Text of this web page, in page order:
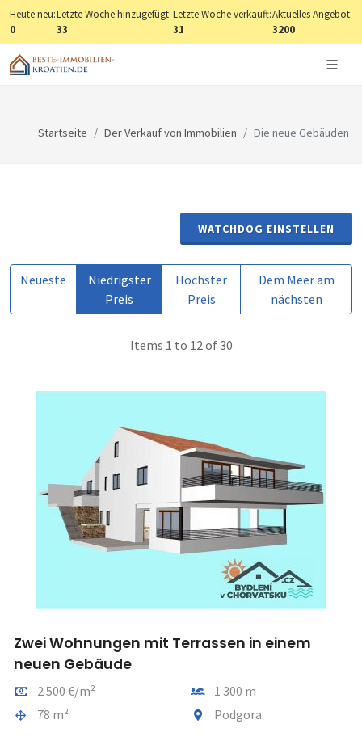
Heute neu:
0
Letzte Woche hinzugefügt:
33
Letzte Woche verkauft:
31
Aktuelles Angebot:
3200
Startseite Der Verkauf von Immobilien Die neue Gebäuden
WATCHDOG EINSTELLEN
Neueste
Niedrigster
Preis
Höchster
Preis
Dem Meer am
nächsten
Items 1 to 12 of 30
Zwei Wohnungen mit Terrassen in einem
neuen Gebäude
Preis pro m2
2 500 €/m² Entfernung vom meer
1 300 m
Gesamtfläche
78 m² Gemeindeteil
Podgora